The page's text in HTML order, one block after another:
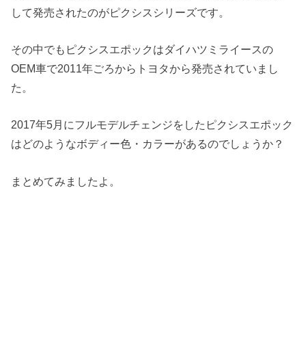
して発売されたのがピクシスシリーズです。
その中でもピクシスエポックはダイハツミライースの
OEM車で2011年ごろからトヨタから発売されていまし
た。
2017年5月にフルモデルチェンジをしたピクシスエポック
はどのようなボディー色・カラーがあるのでしょうか？
まとめてみましたよ。